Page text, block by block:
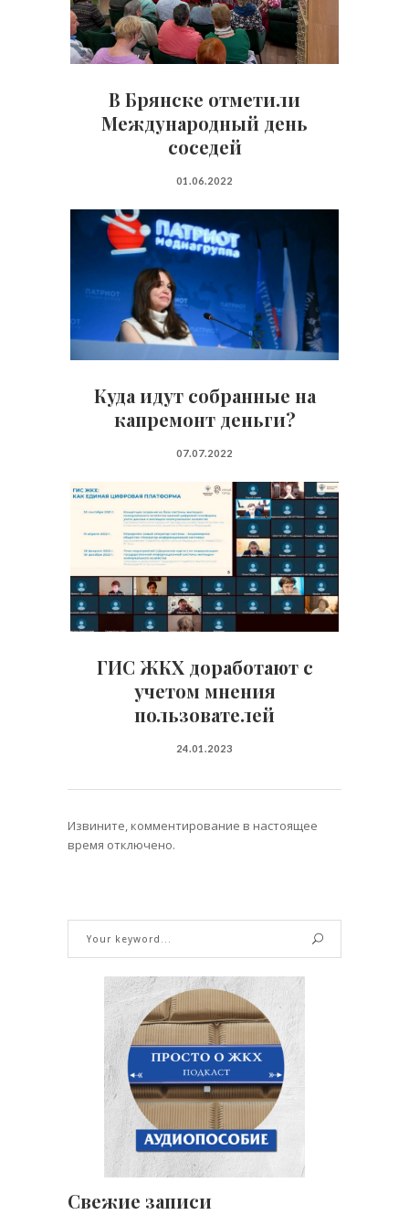
В Брянске отметили
Международный день
соседей
01.06.2022
Куда идут собранные на
капремонт деньги?
07.07.2022
ГИС ЖКХ доработают с
учетом мнения
пользователей
24.01.2023
Извините, комментирование в настоящее
время отключено.
Свежие записи